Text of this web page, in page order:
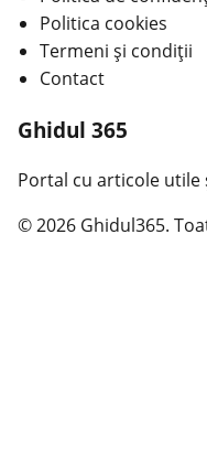
Politica cookies
Termeni și condiții
Contact
Ghidul 365
Portal cu articole
© 2026 Ghidul365.